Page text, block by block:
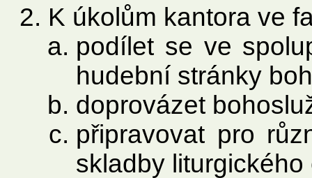
K úkolům kantora ve
podílet se ve
hudební stránky
doprovázet
připravovat pro
skladby